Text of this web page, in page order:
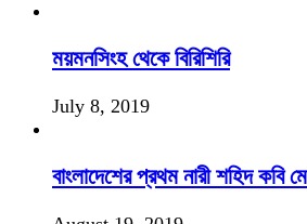
ময়মনসিংহ থেকে বিরিশিরি
July 8, 2019
বাংলাদেশের প্রথম নারী শহিদ কবি